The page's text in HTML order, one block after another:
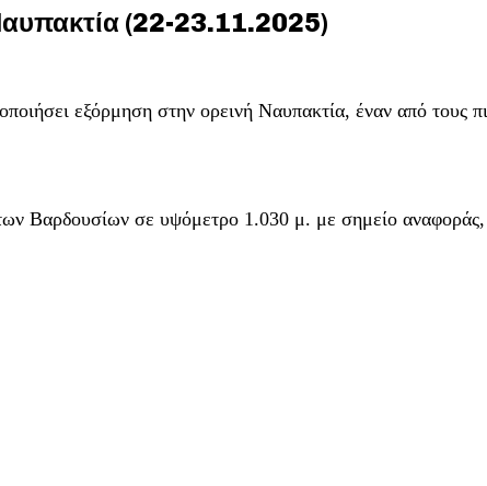
(22-23.11.2025)
εξόρμηση στην ορεινή Ναυπακτία, έναν από τους
Βαρδουσίων σε υψόμετρο 1.030 μ. με σημείο